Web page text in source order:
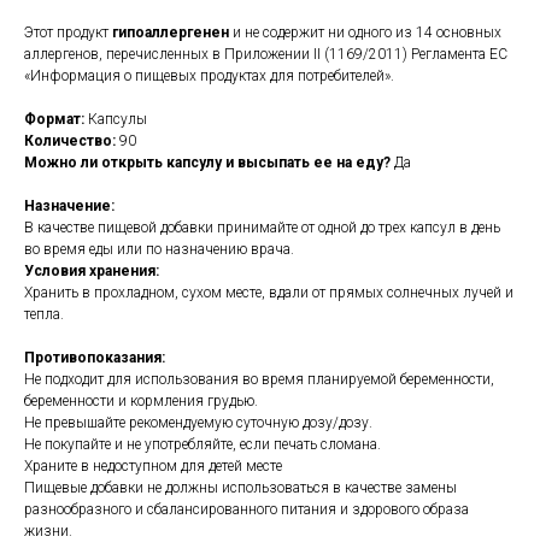
Этот продукт гипоаллергенен и не содержит ни одного из 14 основных
аллергенов, перечисленных в Приложении II (1169/2011) Регламента ЕС
«Информация о пищевых продуктах для потребителей».
Формат: Капсулы
Количество: 90
Можно ли открыть капсулу и высыпать ее на еду? Да
Назначение:
В качестве пищевой добавки принимайте от одной до трех капсул в день
во время еды или по назначению врача.
Условия хранения:
Хранить в прохладном, сухом месте, вдали от прямых солнечных лучей и
тепла.
Противопоказания:
Не подходит для использования во время планируемой беременности,
беременности и кормления грудью.
Не превышайте рекомендуемую суточную дозу/дозу.
Не покупайте и не употребляйте, если печать сломана.
Храните в недоступном для детей месте
Пищевые добавки не должны использоваться в качестве замены
разнообразного и сбалансированного питания и здорового образа
жизни.